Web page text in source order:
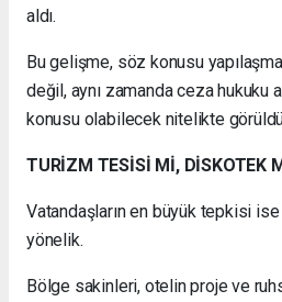
aldı.
Bu gelişme, söz konusu
değil, aynı zamanda ceza hukuku
konusu olabilecek nitelikte
TURİZM TESİSİ Mİ, DİSKOTEK
Vatandaşların en büyük tepkisi
yönelik.
Bölge sakinleri, otelin proje ve